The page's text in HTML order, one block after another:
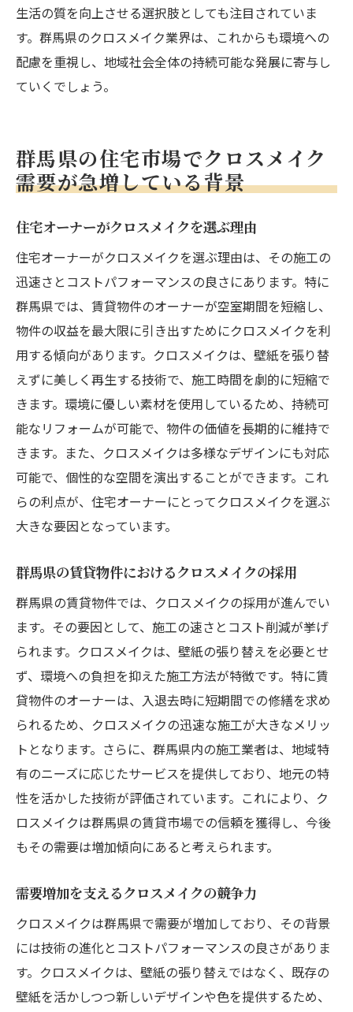
生活の質を向上させる選択肢としても注目されていま
す。群馬県のクロスメイク業界は、これからも環境への
配慮を重視し、地域社会全体の持続可能な発展に寄与し
ていくでしょう。
群馬県の住宅市場でクロスメイク
需要が急増している背景
住宅オーナーがクロスメイクを選ぶ理由
住宅オーナーがクロスメイクを選ぶ理由は、その施工の
迅速さとコストパフォーマンスの良さにあります。特に
群馬県では、賃貸物件のオーナーが空室期間を短縮し、
物件の収益を最大限に引き出すためにクロスメイクを利
用する傾向があります。クロスメイクは、壁紙を張り替
えずに美しく再生する技術で、施工時間を劇的に短縮で
きます。環境に優しい素材を使用しているため、持続可
能なリフォームが可能で、物件の価値を長期的に維持で
きます。また、クロスメイクは多様なデザインにも対応
可能で、個性的な空間を演出することができます。これ
らの利点が、住宅オーナーにとってクロスメイクを選ぶ
大きな要因となっています。
群馬県の賃貸物件におけるクロスメイクの採用
群馬県の賃貸物件では、クロスメイクの採用が進んでい
ます。その要因として、施工の速さとコスト削減が挙げ
られます。クロスメイクは、壁紙の張り替えを必要とせ
ず、環境への負担を抑えた施工方法が特徴です。特に賃
貸物件のオーナーは、入退去時に短期間での修繕を求め
られるため、クロスメイクの迅速な施工が大きなメリッ
トとなります。さらに、群馬県内の施工業者は、地域特
有のニーズに応じたサービスを提供しており、地元の特
性を活かした技術が評価されています。これにより、ク
ロスメイクは群馬県の賃貸市場での信頼を獲得し、今後
もその需要は増加傾向にあると考えられます。
需要増加を支えるクロスメイクの競争力
クロスメイクは群馬県で需要が増加しており、その背景
には技術の進化とコストパフォーマンスの良さがありま
す。クロスメイクは、壁紙の張り替えではなく、既存の
壁紙を活かしつつ新しいデザインや色を提供するため、